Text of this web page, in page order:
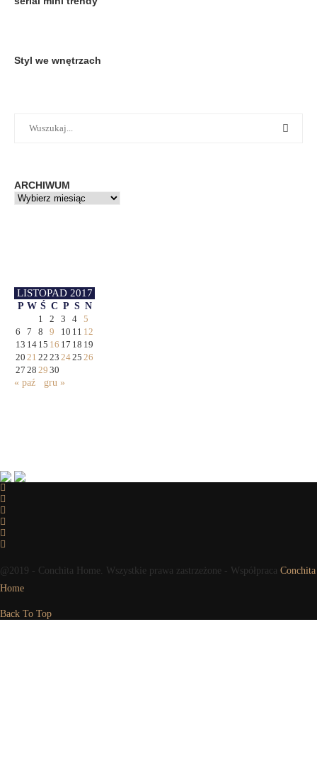
Styl we wnętrzach
ARCHIWUM
LISTOPAD 2017
P W Ś C P S N
1
2 3 4 5
6
7 8 9 10 11 12
13 14 15 16 17 18 19
20 21 22 23 2425 26
27 28 29 30
« paź
gru »
@2019 - Conchita Home. Wszystkie prawa zastrzeżone - Współpraca Conchita
Home
Back To Top